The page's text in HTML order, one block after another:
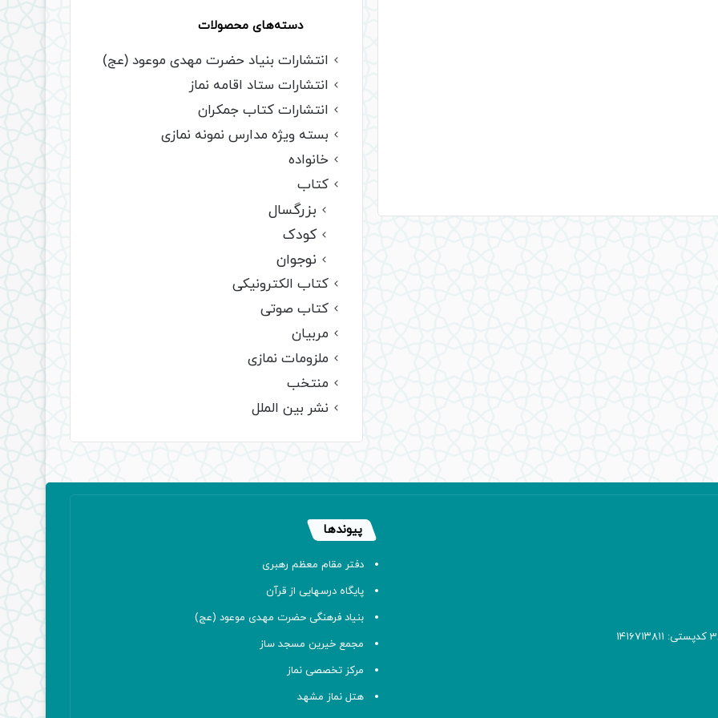
دسته‌های محصولات
انتشارات بنیاد حضرت مهدی موعود (عج)
انتشارات ستاد اقامه نماز
انتشارات کتاب جمکران
بسته ویژه مدارس نمونه نمازی
خانواده
کتاب
بزرگسال
کودک
نوجوان
کتاب الکترونیکی
کتاب صوتی
مربیان
ملزومات نمازی
منتخب
نشر بین الملل
پیوندها
دفتر مقام معظم رهبری
پایگاه درسهایی از قرآن
بنیاد فرهنگی حضرت مهدی موعود (عج)
مجمع خیرین مسجد ساز
مرکز تخصصی نماز
هتل نماز مشهد